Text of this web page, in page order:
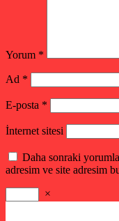
Yorum *
Ad *
E-posta *
İnternet sitesi
Daha sonraki
adresim ve site adresim
×